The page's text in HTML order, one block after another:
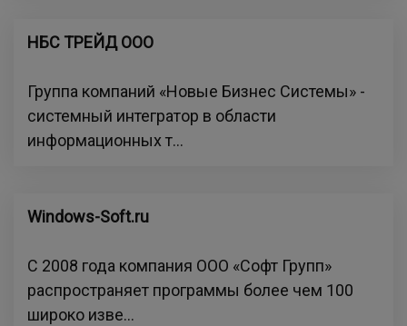
НБС ТРЕЙД ООО
Группа компаний «Новые Бизнес Системы» -
системный интегратор в области
информационных т...
Windows-Soft.ru
С 2008 года компания ООО «Софт Групп»
распространяет программы более чем 100
широко изве...